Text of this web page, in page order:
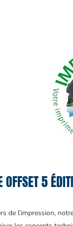
OFFSET 5
de l’impression,